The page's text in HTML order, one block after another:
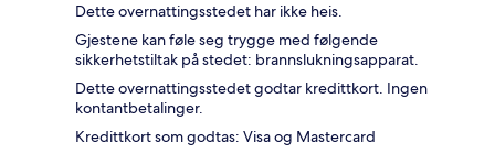
Dette overnattingsstedet har ikke heis.
Gjestene kan føle seg trygge med følgende
sikkerhetstiltak på stedet: brannslukningsapparat.
Dette overnattingsstedet godtar kredittkort. Ingen
kontantbetalinger.
Kredittkort som godtas: Visa og Mastercard